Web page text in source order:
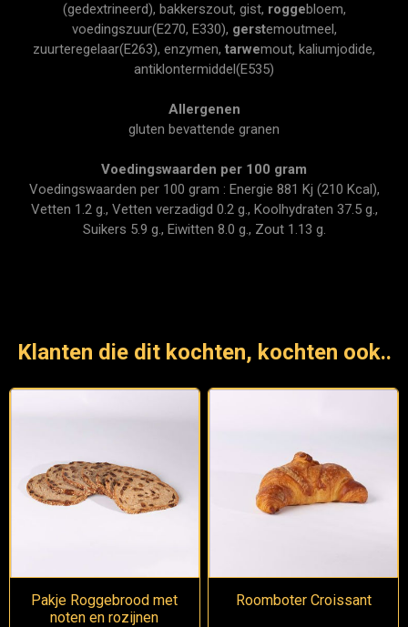
(gedextrineerd), bakkerszout, gist, roggebloem,
voedingszuur(E270, E330), gerstemoutmeel,
zuurteregelaar(E263), enzymen, tarwemout, kaliumjodide,
antiklontermiddel(E535)
Allergenen
gluten bevattende granen
Voedingswaarden per 100 gram
Voedingswaarden per 100 gram : Energie 881 Kj (210 Kcal),
Vetten 1.2 g., Vetten verzadigd 0.2 g., Koolhydraten 37.5 g.,
Suikers 5.9 g., Eiwitten 8.0 g., Zout 1.13 g.
Klanten die dit kochten, kochten ook..
Pakje Roggebrood met
noten en rozijnen
Roomboter Croissant